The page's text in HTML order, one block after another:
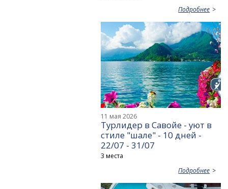
Подробнее
11 мая 2026
Турлидер в Савойе - уют в
стиле "шале" - 10 дней -
22/07 - 31/07
3 места
Подробнее